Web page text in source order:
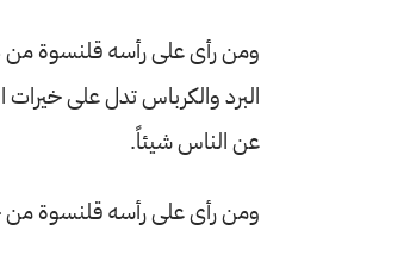
ومن رأى على رأسه قلنسوة من
البرد والكرباس تدل على خيرات
عن الناس شيئاً.
ومن رأى على رأسه قلنسوة من